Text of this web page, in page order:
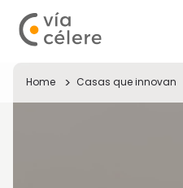
Home Casas que innovan